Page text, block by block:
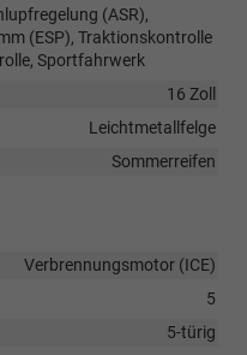
(ASR),
(ESP), Traktionskontrolle
Sportfahrwerk
16 Zoll
Leichtmetallfelge
Sommerreifen
Verbrennungsmotor (ICE)
5
5-türig